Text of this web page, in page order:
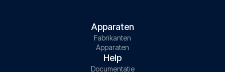
Apparaten
Fabrikanten
Apparaten
Help
Documentatie